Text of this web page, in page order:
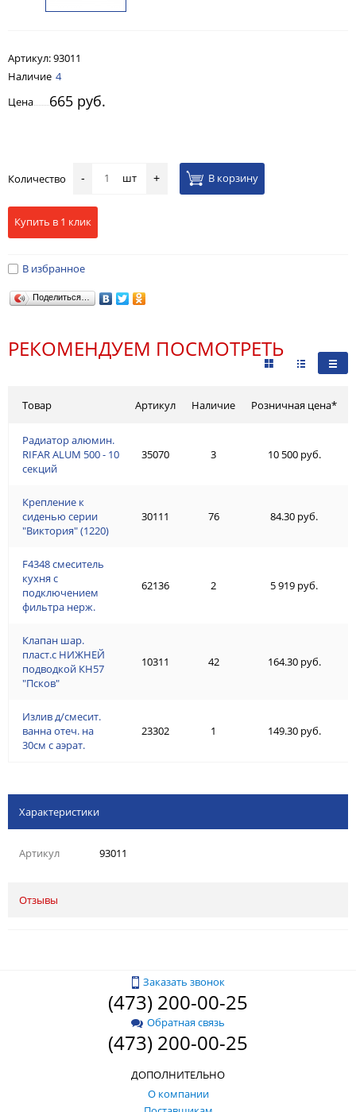
Артикул:93011
Наличие 4
Цена
665 руб.
Количество - шт + В корзину
Купить в 1 клик
В избранное
Поделиться…
РЕКОМЕНДУЕМ ПОСМОТРЕТЬ
Товар
Радиатор алюмин.
RIFAR ALUM 500 - 10
секций
Крепление к
сиденью серии
"Виктория" (1220)
F4348 смеситель
кухня с
подключением
фильтра нерж.
Клапан шар.
пласт.с НИЖНЕЙ
подводкой КН57
"Псков"
Излив д/смесит.
ванна отеч. на
30см с аэрат.
Артикул Наличие Розничная цена*
35070 3 10 500 руб.
30111 76 84.30 руб.
62136 2 5 919 руб.
10311 42 164.30 руб.
23302 1 149.30 руб.
Характеристики
Артикул 93011
Отзывы
Заказать звонок
(473) 200-00-25
Обратная связь
(473) 200-00-25
ДОПОЛНИТЕЛЬНО
О компании